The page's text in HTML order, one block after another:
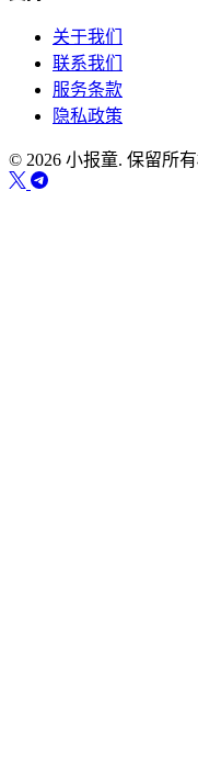
关于我们
联系我们
服务条款
隐私政策
© 2026 小报童. 保留所有